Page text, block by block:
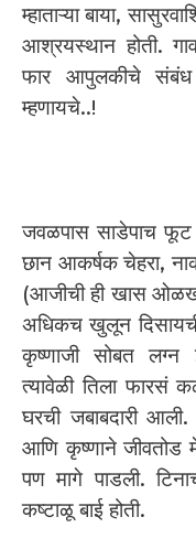
म्हाताऱ्या बाया,
आश्रयस्थान होती.
फार आपुलकीचे संबंध
म्हणायचे..!
जवळपास साडेपाच फूट
छान आकर्षक चेहरा,
(आजीची ही खास ओळख
अधिकच खुलून दिसायची.
कृष्णाजी सोबत लग्न
त्यावेळी तिला फारसं
घरची जबाबदारी आली.
आणि कृष्णाने
पण मागे पाडली.
कष्टाळू बाई होती.